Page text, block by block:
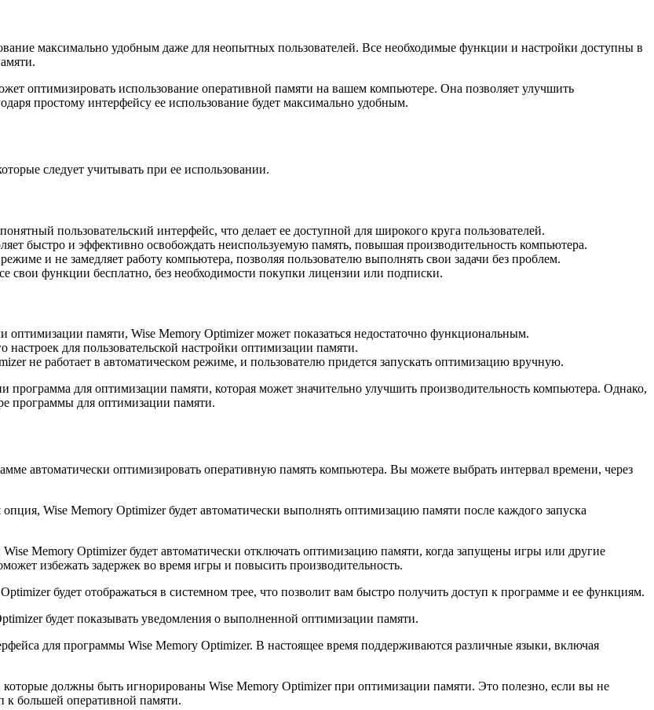
максимально удобным даже для неопытных пользователей. Все необходимые функции и настройки доступны в
оптимизировать использование оперативной памяти на вашем компьютере. Она позволяет улучшить
простому интерфейсу ее использование будет максимально удобным.
следует учитывать при ее использовании.
пользовательский интерфейс, что делает ее доступной для широкого круга пользователей.
быстро и эффективно освобождать неиспользуемую память, повышая производительность компьютера.
и не замедляет работу компьютера, позволяя пользователю выполнять свои задачи без проблем.
свои функции бесплатно, без необходимости покупки лицензии или подписки.
памяти, Wise Memory Optimizer может показаться недостаточно функциональным.
для пользовательской настройки оптимизации памяти.
не работает в автоматическом режиме, и пользователю придется запускать оптимизацию вручную.
для оптимизации памяти, которая может значительно улучшить производительность компьютера. Однако,
программы для оптимизации памяти.
автоматически оптимизировать оперативную память компьютера. Вы можете выбрать интервал времени, через
Wise Memory Optimizer будет автоматически выполнять оптимизацию памяти после каждого запуска
Memory Optimizer будет автоматически отключать оптимизацию памяти, когда запущены игры или другие
избежать задержек во время игры и повысить производительность.
будет отображаться в системном трее, что позволит вам быстро получить доступ к программе и ее функциям.
будет показывать уведомления о выполненной оптимизации памяти.
для программы Wise Memory Optimizer. В настоящее время поддерживаются различные языки, включая
должны быть игнорированы Wise Memory Optimizer при оптимизации памяти. Это полезно, если вы не
большей оперативной памяти.